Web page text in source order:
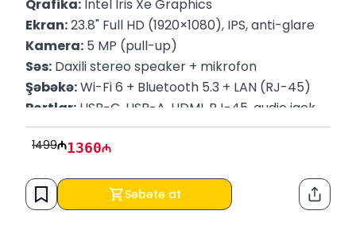
Qrafika: Intel Iris Xe Graphics
Ekran: 23.8" Full HD (1920×1080), IPS, anti-glare
Kamera: 5 MP (pull-up)
Səs: Daxili stereo speaker + mikrofon
Şəbəkə: Wi-Fi 6 + Bluetooth 5.3 + LAN (RJ-45)
Portlar: USB-C, USB-A, HDMI, RJ-45, audio jack
Güc adapteri: 90W
Çəki: 5.37 kg
1499 1360
Səbətə at